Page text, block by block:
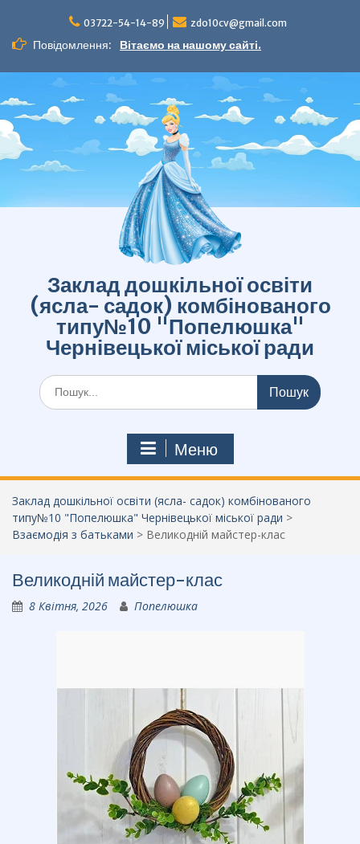
вмісту
03722-54-14-89 zdo10cv@gmail.com
Повідомлення: Вітаємо на нашому сайті.
Заклад дошкільної освіти
(ясла- садок) комбінованого
типу№10 "Попелюшка"
Чернівецької міської ради
Шукати:
Меню
Заклад дошкільної освіти (ясла- садок) комбінованого
типу№10 "Попелюшка" Чернівецької міської ради >
Взаємодія з батьками > Великодній майстер-клас
Великодній майстер-клас
8 Квітня, 2026 Попелюшка